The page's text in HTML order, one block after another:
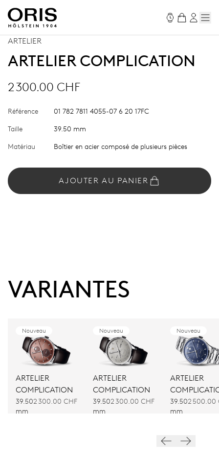
ARTELIER
ARTELIER COMPLICATION
2 300.00 CHF
Référence 01 782 7811 4055-07 6 20 17FC
Taille 39.50 mm
Matériau Boîtier en acier composé de plusieurs pièces
AJOUTER AU PANIER
VARIANTES
Nouveau
ARTELIER
COMPLICATION
39.50
mm
2 300.00 CHF
Nouveau
ARTELIER
COMPLICATION
39.50
mm
2 300.00 CHF
Nouveau
ARTELIER
39.50
mm
2 500.00